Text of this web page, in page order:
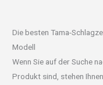
Die besten Tama-
Modell
Wenn Sie auf der Suche
Produkt sind, stehen